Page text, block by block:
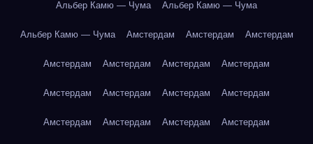
Альбер Камю — Чума Альбер Камю — Чума
Альбер Камю — Чума Амстердам Амстердам Амстердам
Амстердам Амстердам Амстердам Амстердам
Амстердам Амстердам Амстердам Амстердам
Амстердам Амстердам Амстердам Амстердам